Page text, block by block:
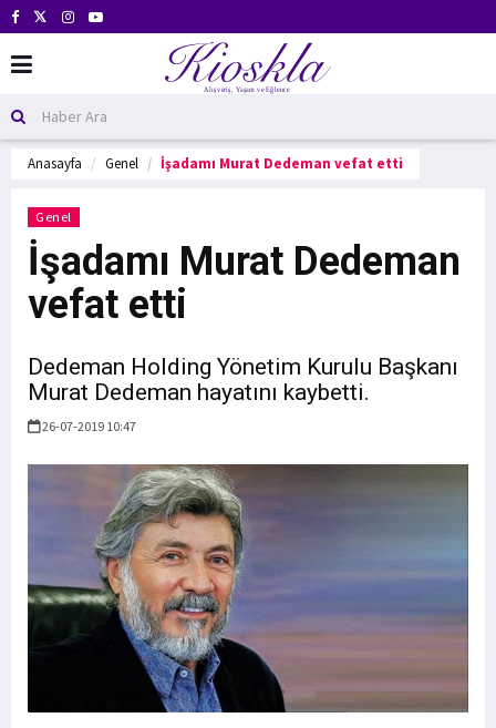
Anasayfa Genel İşadamı Murat Dedeman vefat etti
Genel
İşadamı Murat Dedeman
vefat etti
Dedeman Holding Yönetim Kurulu Başkanı
Murat Dedeman hayatını kaybetti.
26-07-2019 10:47